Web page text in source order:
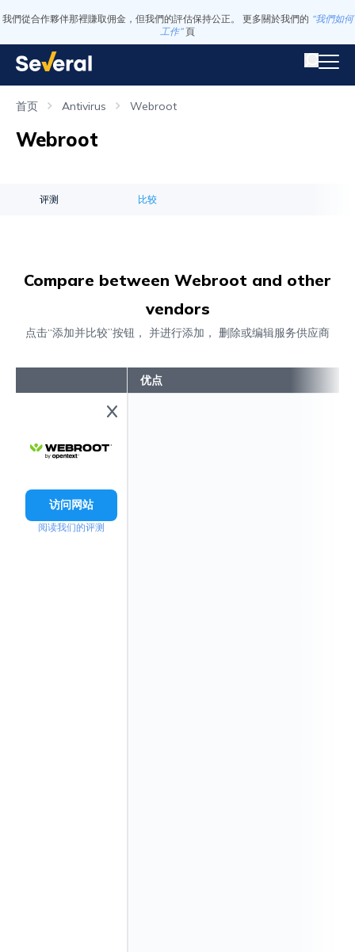
我們從合作夥伴那裡賺取佣金，但我們的評估保持公正。 更多關於我們的 “我們如何
工作” 頁
首页 Antivirus Webroot
Webroot
评测 比较
Compare between Webroot and other
vendors
点击“添加并比较”按钮， 并进行添加， 删除或编辑服务供应商
访问网站
阅读我们的评测
优点